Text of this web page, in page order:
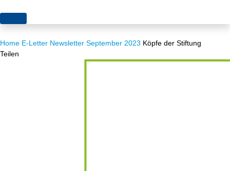
Themen
Akzeptanz
Projekte
Home E-Letter Newsletter September 2023 Köpfe der Stiftung
Teilen